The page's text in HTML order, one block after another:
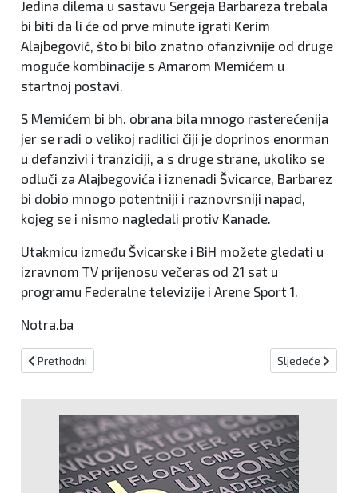
Jedina dilema u sastavu Sergeja Barbareza trebala
bi biti da li će od prve minute igrati Kerim
Alajbegović, što bi bilo znatno ofanzivnije od druge
moguće kombinacije s Amarom Memićem u
startnoj postavi.
S Memićem bi bh. obrana bila mnogo rasterećenija
jer se radi o velikoj radilici čiji je doprinos enorman
u defanzivi i tranziciji, a s druge strane, ukoliko se
odluči za Alajbegovića i iznenadi Švicarce, Barbarez
bi dobio mnogo potentniji i raznovrsniji napad,
kojeg se i nismo nagledali protiv Kanade.
Utakmicu između Švicarske i BiH možete gledati u
izravnom TV prijenosu večeras od 21 sat u
programu Federalne televizije i Arene Sport 1.
Notra.ba
Prethodni članak: Održan 16. Odbojkaški turnir "Victory cup"
Prethodni Sljedeći
Sljedeće